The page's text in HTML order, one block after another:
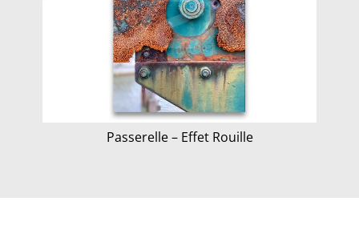
Passerelle – Effet Rouille